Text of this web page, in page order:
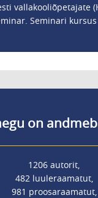
vallakooliõpetajate
Seminari
on
1206 autorit,
482 luuleraamatut,
981 proosaraamatut,